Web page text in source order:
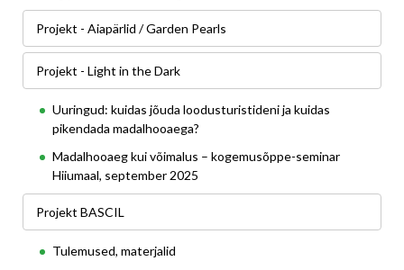
Projekt - Aiapärlid / Garden Pearls
Projekt - Light in the Dark
Uuringud: kuidas jõuda loodusturistideni ja kuidas
pikendada madalhooaega?
Madalhooaeg kui võimalus – kogemusõppe-seminar
Hiiumaal, september 2025
Projekt BASCIL
Tulemused, materjalid